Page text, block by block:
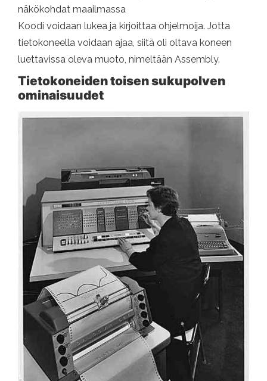
näkökohdat maailmassa
Koodi voidaan lukea ja kirjoittaa ohjelmoija. Jotta
tietokoneella voidaan ajaa, siitä oli oltava koneen
luettavissa oleva muoto, nimeltään Assembly.
Tietokoneiden toisen sukupolven
ominaisuudet